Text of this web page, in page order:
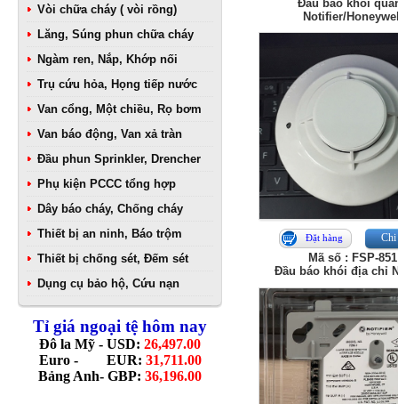
Vòi chữa cháy ( vòi rồng)
Lăng, Súng phun chữa cháy
Ngàm ren, Nắp, Khớp nối
Trụ cứu hỏa, Họng tiếp nước
Van cổng, Một chiều, Rọ bơm
Van báo động, Van xả tràn
Đầu phun Sprinkler, Drencher
Phụ kiện PCCC tổng hợp
Dây báo cháy, Chống cháy
Thiết bị an ninh, Báo trộm
Thiết bị chống sét, Đếm sét
Dụng cụ bảo hộ, Cứu nạn
Tỉ giá ngoại tệ hôm nay
Đô la Mỹ - USD: 26,497.00
Euro - EUR: 31,711.00
Bảng Anh- GBP: 36,196.00
Đầu báo khói
Notifier/
Đặt hàng Chi
Mã số : FSP-851
Đầu báo khói địa chỉ